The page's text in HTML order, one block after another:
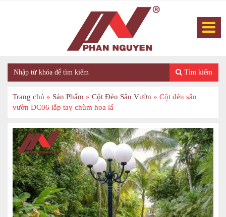
Tìm kiếm
Trang chủ » Sản Phẩm » Cột Đèn Sân Vườn » Cột đèn sân
vườn DC06 lắp tay chùm hoa lá